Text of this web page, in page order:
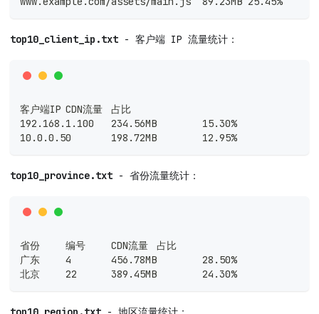
top10_client_ip.txt - 客户端 IP 流量统计：
客户端IP	CDN流量	占比
192.168.1.100	234.56MB	15.30%
10.0.0.50	198.72MB	12.95%
top10_province.txt - 省份流量统计：
省份	编号	CDN流量	占比
广东	4	456.78MB	28.50%
北京	22	389.45MB	24.30%